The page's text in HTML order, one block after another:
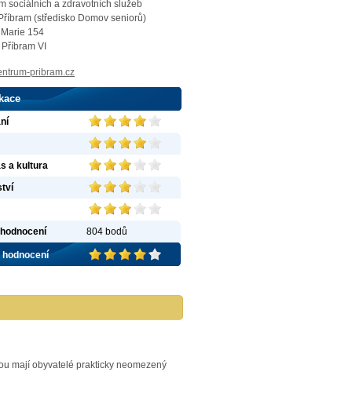
sociálních a zdravotních služeb
(středisko Domov seniorů)
154
VI
pribram.cz
a kultura
804 bodů
mají obyvatelé prakticky neomezený